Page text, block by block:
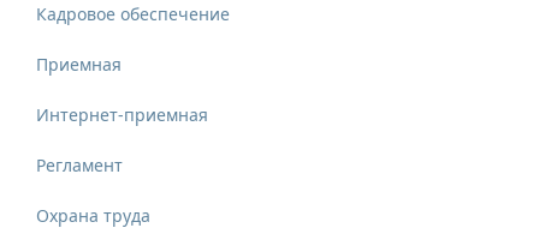
Кадровое обеспечение
Приемная
Интернет-приемная
Регламент
Охрана труда